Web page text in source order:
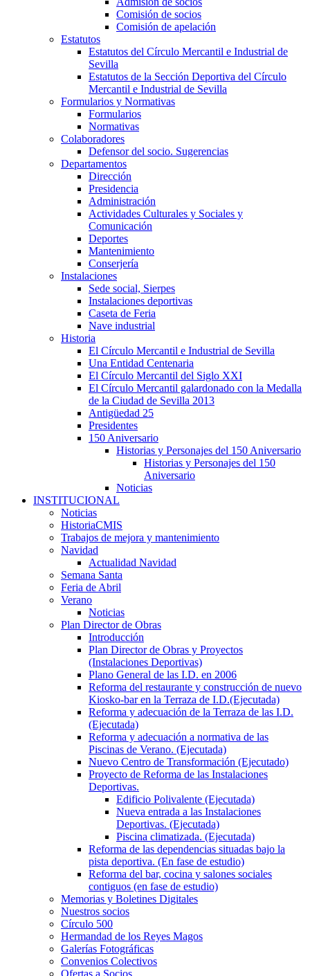
Comisión de socios
Comisión de apelación
Estatutos
Estatutos del Círculo Mercantil e Industrial de
Sevilla
Estatutos de la Sección Deportiva del Círculo
Mercantil e Industrial de Sevilla
Formularios y Normativas
Formularios
Normativas
Colaboradores
Defensor del socio. Sugerencias
Departamentos
Dirección
Presidencia
Administración
Actividades Culturales y Sociales y
Comunicación
Deportes
Mantenimiento
Conserjería
Instalaciones
Sede social, Sierpes
Instalaciones deportivas
Caseta de Feria
Nave industrial
Historia
El Círculo Mercantil e Industrial de Sevilla
Una Entidad Centenaria
El Círculo Mercantil del Siglo XXI
El Círculo Mercantil galardonado con la Medalla
de la Ciudad de Sevilla 2013
Antigüedad 25
Presidentes
150 Aniversario
Historias y Personajes del 150 Aniversario
Historias y Personajes del 150
Aniversario
Noticias
INSTITUCIONAL
Noticias
HistoriaCMIS
Trabajos de mejora y mantenimiento
Navidad
Actualidad Navidad
Semana Santa
Feria de Abril
Verano
Noticias
Plan Director de Obras
Introducción
Plan Director de Obras y Proyectos
(Instalaciones Deportivas)
Plano General de las I.D. en 2006
Reforma del restaurante y construcción de nuevo
Kiosko-bar en la Terraza de I.D.(Ejecutada)
Reforma y adecuación de la Terraza de las I.D.
(Ejecutada)
Reforma y adecuación a normativa de las
Piscinas de Verano. (Ejecutada)
Nuevo Centro de Transformación (Ejecutado)
Proyecto de Reforma de las Instalaciones
Deportivas.
Edificio Polivalente (Ejecutada)
Nueva entrada a las Instalaciones
Deportivas. (Ejecutada)
Piscina climatizada. (Ejecutada)
Reforma de las dependencias situadas bajo la
pista deportiva. (En fase de estudio)
Reforma del bar, cocina y salones sociales
contiguos (en fase de estudio)
Memorias y Boletines Digitales
Nuestros socios
Círculo 500
Hermandad de los Reyes Magos
Galerías Fotográficas
Convenios Colectivos